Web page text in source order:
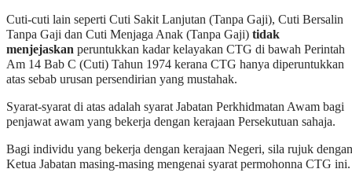
Cuti-cuti lain seperti Cuti Sakit Lanjutan (Tanpa Gaji), Cuti Bersalin
Tanpa Gaji dan Cuti Menjaga Anak (Tanpa Gaji) tidak
menjejaskan peruntukkan kadar kelayakan CTG di bawah Perintah
Am 14 Bab C (Cuti) Tahun 1974 kerana CTG hanya diperuntukkan
atas sebab urusan persendirian yang mustahak.
Syarat-syarat di atas adalah syarat Jabatan Perkhidmatan Awam bagi
penjawat awam yang bekerja dengan kerajaan Persekutuan sahaja.
Bagi individu yang bekerja dengan kerajaan Negeri, sila rujuk dengan
Ketua Jabatan masing-masing mengenai syarat permohonna CTG ini.